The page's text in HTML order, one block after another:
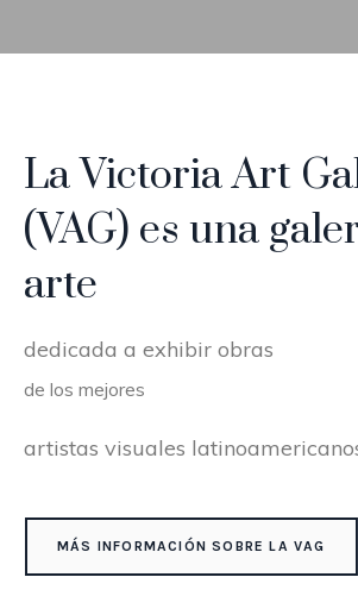
La Victoria Art
(VAG) es una
arte
dedicada a exhibir obras
de los mejores
artistas visuales
MÁS INFORMACIÓN SOBRE LA VAG